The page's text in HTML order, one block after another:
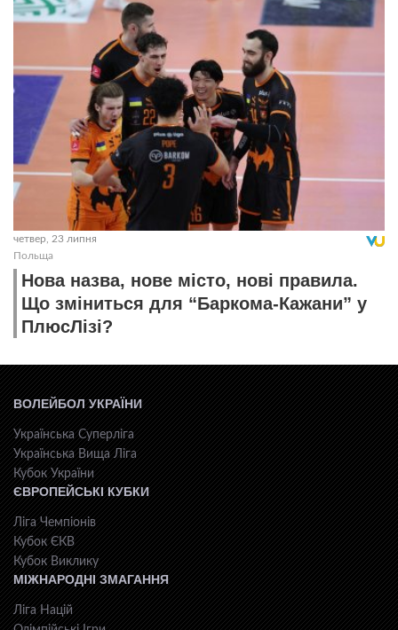
четвер, 23 липня
Польща
Нова назва, нове місто, нові правила.
Що зміниться для “Баркома-Кажани” у
ПлюсЛізі?
ВОЛЕЙБОЛ УКРАЇНИ
Українська Суперліга
Українська Вища Ліга
Кубок України
ЄВРОПЕЙСЬКІ КУБКИ
Ліга Чемпіонів
Кубок ЄКВ
Кубок Виклику
МІЖНАРОДНІ ЗМАГАННЯ
Ліга Націй